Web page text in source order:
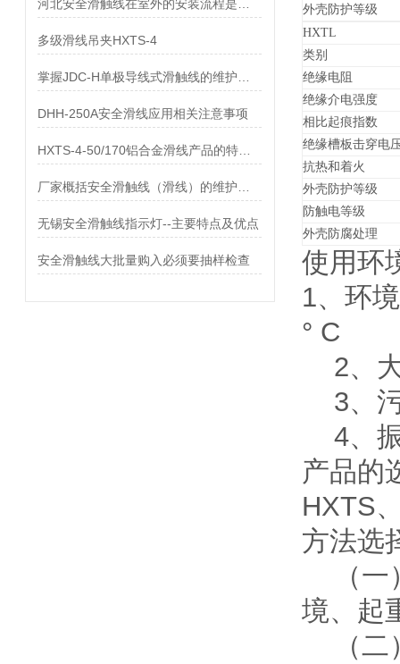
多级滑线吊夹HXTS-4
DHH-250A安全滑线应用相关注意事项
无锡安全滑触线指示灯--主要特点及优点
安全滑触线大批量购入必须要抽样检查
外壳防护等级
HXTL
类别
绝缘电阻
绝缘介电强度
相比起痕指数
绝缘槽板击穿电
抗热和着火
外壳防护等级
防触电等级
外壳防腐处理
使用环
1、环
° C
2、大
3、污
4、振
产品的
HXTS
方法选
（一
境、起
（二